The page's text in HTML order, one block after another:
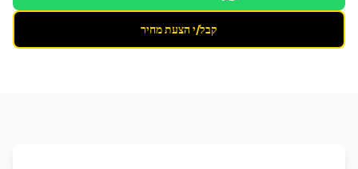
קבל/י הצעת מחיר